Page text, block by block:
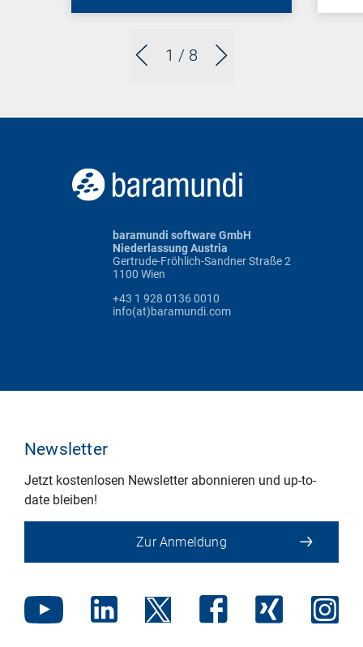
1 / 8
baramundi software GmbH
Niederlassung Austria
Gertrude-Fröhlich-Sandner Straße 2
1100 Wien
+43 1 928 0136 0010
info(at)baramundi.com
Newsletter
Jetzt kostenlosen Newsletter abonnieren und up-to-
date bleiben!
Zur Anmeldung